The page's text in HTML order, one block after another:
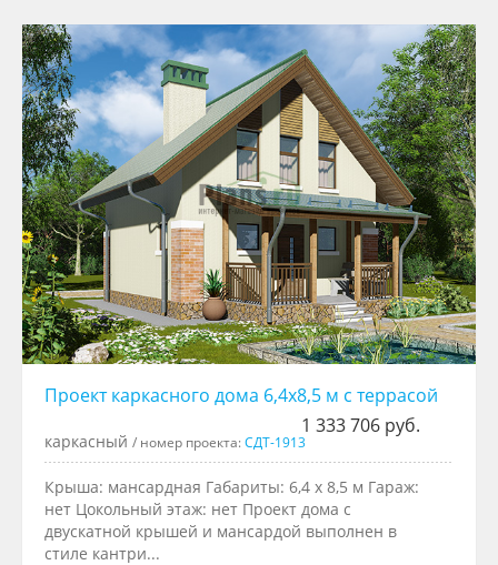
Проект каркасного дома 6,4x8,5 м с террасой
1 333 706 руб.
каркасный / номер проекта:СДТ-1913
Крыша: мансардная Габариты: 6,4 x 8,5 м Гараж:
нет Цокольный этаж: нет Проект дома с
двускатной крышей и мансардой выполнен в
стиле кантри...